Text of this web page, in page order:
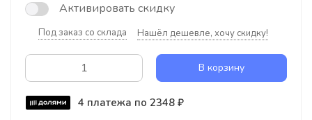
Активировать скидку
Под заказ со склада Нашёл дешевле, хочу скидку!
В корзину
4 платежа по 2348 ₽